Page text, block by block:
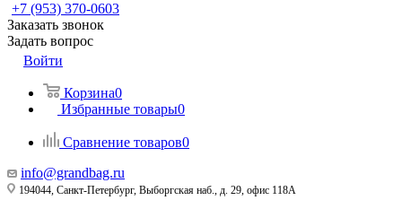
+7 (953) 370-0603
Заказать звонок
Задать вопрос
Войти
Корзина0
Избранные товары0
Сравнение товаров0
info@grandbag.ru
194044, Санкт-Петербург, Выборгская наб., д. 29, офис 118А